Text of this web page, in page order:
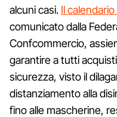
alcuni casi. Il
comunicato dalla
Confcommercio,
garantire a tutti
sicurezza, visto il
distanziamento alla
fino alle mascherine,